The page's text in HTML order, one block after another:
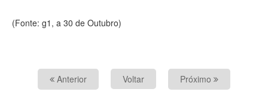
(Fonte: g1, a 30 de Outubro)
Anterior Voltar Próximo